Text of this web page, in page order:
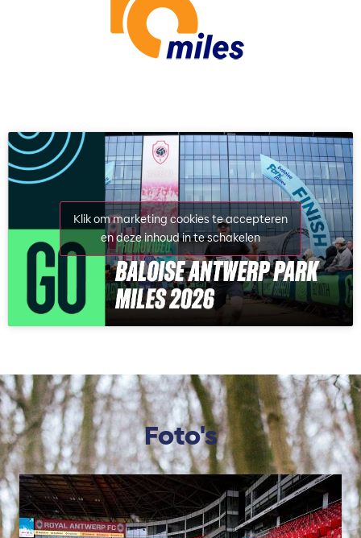
Klik om marketing cookies te accepteren
en deze inhoud in te schakelen
Foto's